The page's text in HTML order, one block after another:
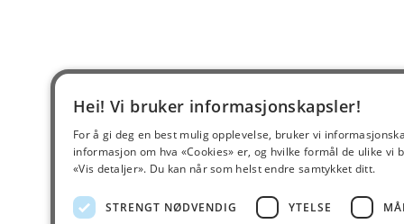
Hei! Vi bruker informasjonskapsler!
For å gi deg en best mulig opplevelse, bruker vi
informasjon om hva «Cookies» er, og hvilke formål de ulike vi
«Vis detaljer». Du kan når som helst endre samtykket ditt.
STRENGT NØDVENDIG YTELSE